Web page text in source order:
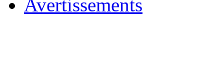
Avertissements